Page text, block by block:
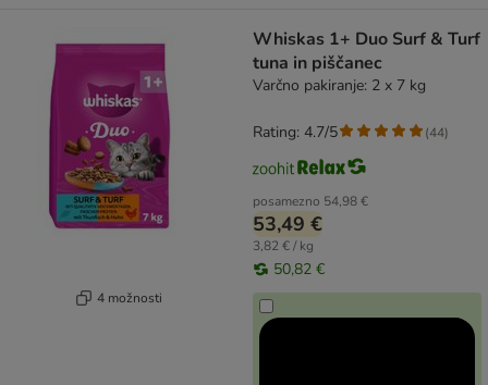
4 možnosti
Whiskas 1+ Duo Surf & Turf
tuna in piščanec
Varčno pakiranje: 2 x 7 kg
posamezno 54,98 €
53,49 €
3,82 € / kg
50,82 €
Rating: 4.7/5 (44)